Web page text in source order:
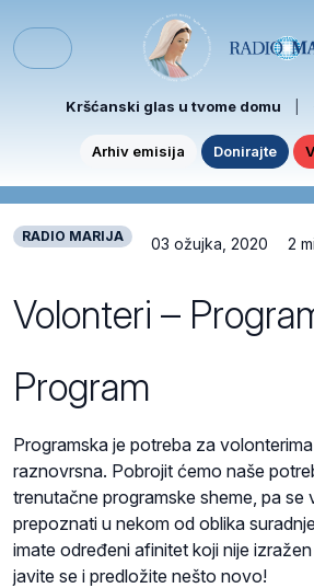
Menu
Kršćanski glas u tvome domu
Arhiv emisija Donirajte
RADIO MARIJA 03 ožujka, 2020 2
Volonteri –
Program
Programska je potreba za
raznovrsna. Pobrojit ćemo naše
trenutačne programske sheme, pa se
prepoznati u nekom od oblika
imate određeni afinitet koji nije
javite se i predložite nešto novo!